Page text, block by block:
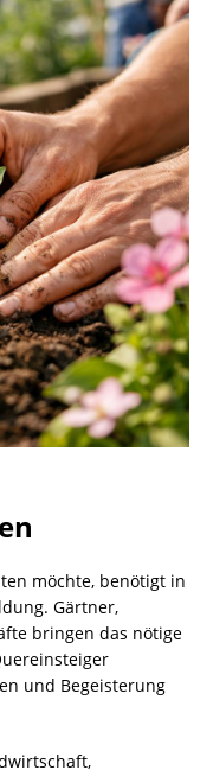
möchte, benötigt in
Gärtner,
bringen das nötige
und Begeisterung